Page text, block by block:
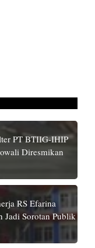
PT BTIIG-IHIP
Diresmikan
RS Efarina
Jadi Sorotan Publik